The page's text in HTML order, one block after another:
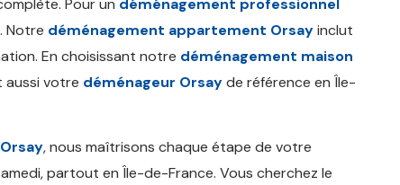
Pour un déménagement professionnel
Notre déménagement appartement Orsayinclut
En choisissant notre déménagement maison
aussi votre déménageur Orsayde référence en Île-
, nous maîtrisons chaque étape de votre
partout en Île-de-France. Vous cherchez le